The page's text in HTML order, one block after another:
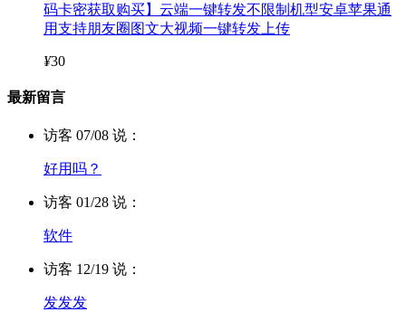
码卡密获取购买】云端一键转发不限制机型安卓苹果通
用支持朋友圈图文大视频一键转发上传
¥30
最新留言
访客 07/08 说：
好用吗？
访客 01/28 说：
软件
访客 12/19 说：
发发发